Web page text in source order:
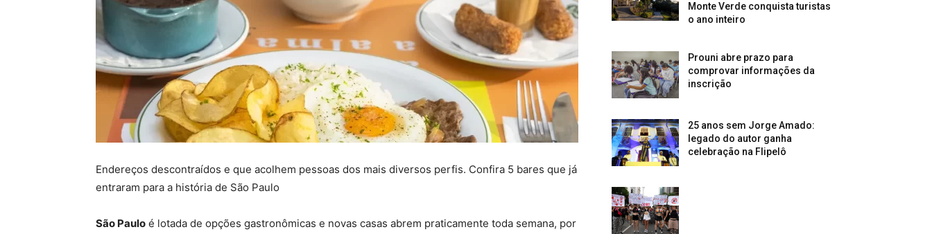
Endereços descontraídos e que acolhem pessoas dos mais diversos perfis. Confira 5 bares que já
entraram para a história de São Paulo
São Paulo é lotada de opções gastronômicas e novas casas abrem praticamente toda semana, por
Monte Verde conquista turistas
o ano inteiro
Prouni abre prazo para
comprovar informações da
inscrição
25 anos sem Jorge Amado:
legado do autor ganha
celebração na Flipelô